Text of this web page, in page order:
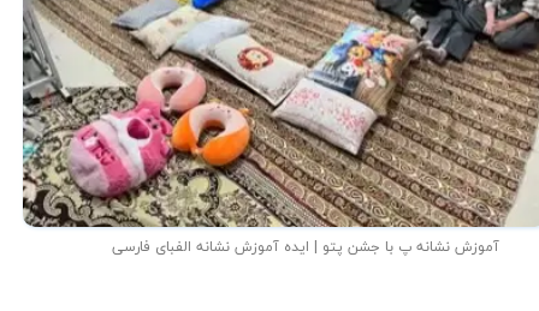
آموزش نشانه پ با جشن پتو | ایده آموزش نشانه الفبای فارسی